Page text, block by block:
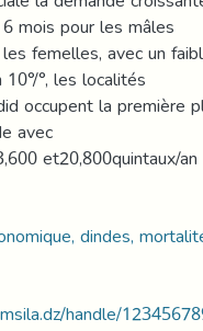
mois pour les mâles
femelles, avec un
°, les localités
occupent la première
avec
et20,800quintaux/an
dindes,
handle/